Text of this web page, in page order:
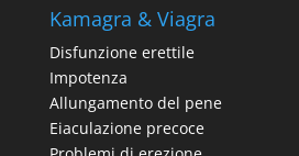
Kamagra & Viagra
Disfunzione erettile
Impotenza
Allungamento del pene
Eiaculazione precoce